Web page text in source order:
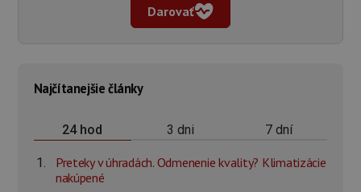
Darovať
Najčítanejšie články
24 hod 3 dni 7 dní
Preteky v úhradách. Odmenenie kvality? Klimatizácie
nakúpené